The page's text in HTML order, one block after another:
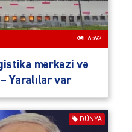
6592
mərkəzi və
Yaralılar var
DÜNYA